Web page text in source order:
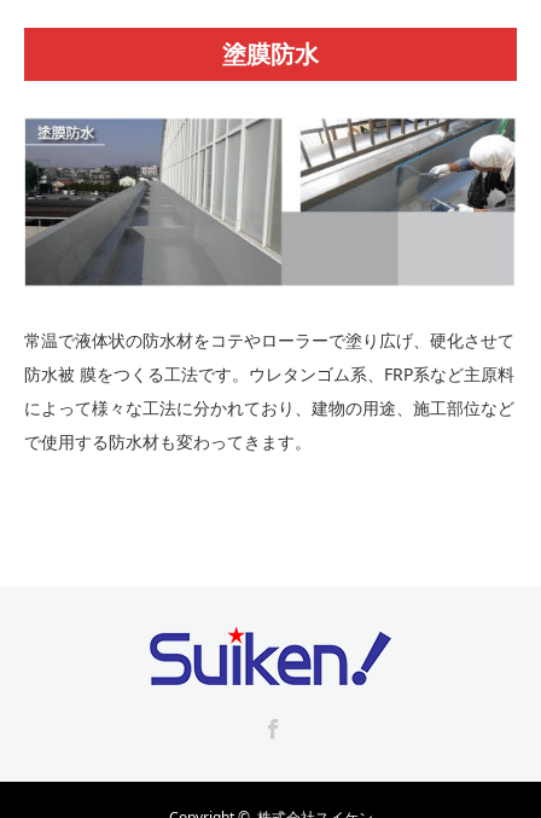
塗膜防水
常温で液体状の防水材をコテやローラーで塗り広げ、硬化させて
防水被 膜をつくる工法です。ウレタンゴム系、FRP系など主原料
によって様々な工法に分かれており、建物の用途、施工部位など
で使用する防水材も変わってきます。